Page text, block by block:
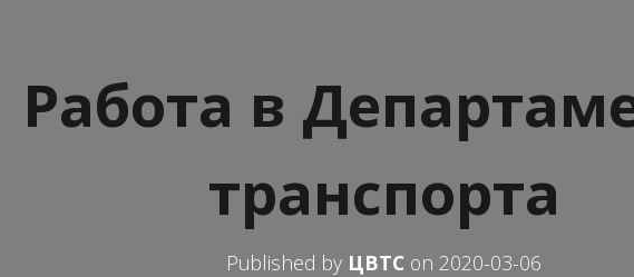
Работа в
транспорта
Published by ЦВТС on2020-03-06